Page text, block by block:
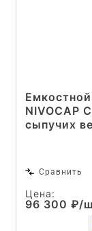
NIVOCAP
сыпучих
Сравнить
Цена:
96 300 ₽/